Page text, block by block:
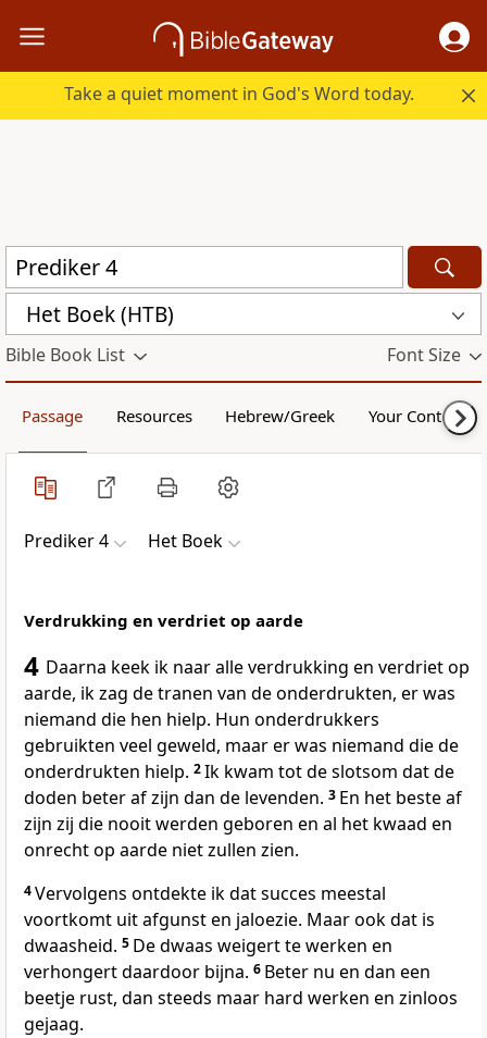
Take a quiet moment in God's Word today.
Het Boek (HTB)
Bible Book List Font Size
Passage Resources Hebrew/Greek Your Content
Prediker 4 Het Boek
Verdrukking en verdriet op aarde
4 Daarna keek ik naar alle verdrukking en verdriet op
aarde, ik zag de tranen van de onderdrukten, er was
niemand die hen hielp. Hun onderdrukkers
gebruikten veel geweld, maar er was niemand die de
onderdrukten hielp. 2Ik kwam tot de slotsom dat de
doden beter af zijn dan de levenden. 3 En het beste af
zijn zij die nooit werden geboren en al het kwaad en
onrecht op aarde niet zullen zien.
4Vervolgens ontdekte ik dat succes meestal
voortkomt uit afgunst en jaloezie. Maar ook dat is
dwaasheid. 5 De dwaas weigert te werken en
verhongert daardoor bijna. 6 Beter nu en dan een
beetje rust, dan steeds maar hard werken en zinloos
gejaag.